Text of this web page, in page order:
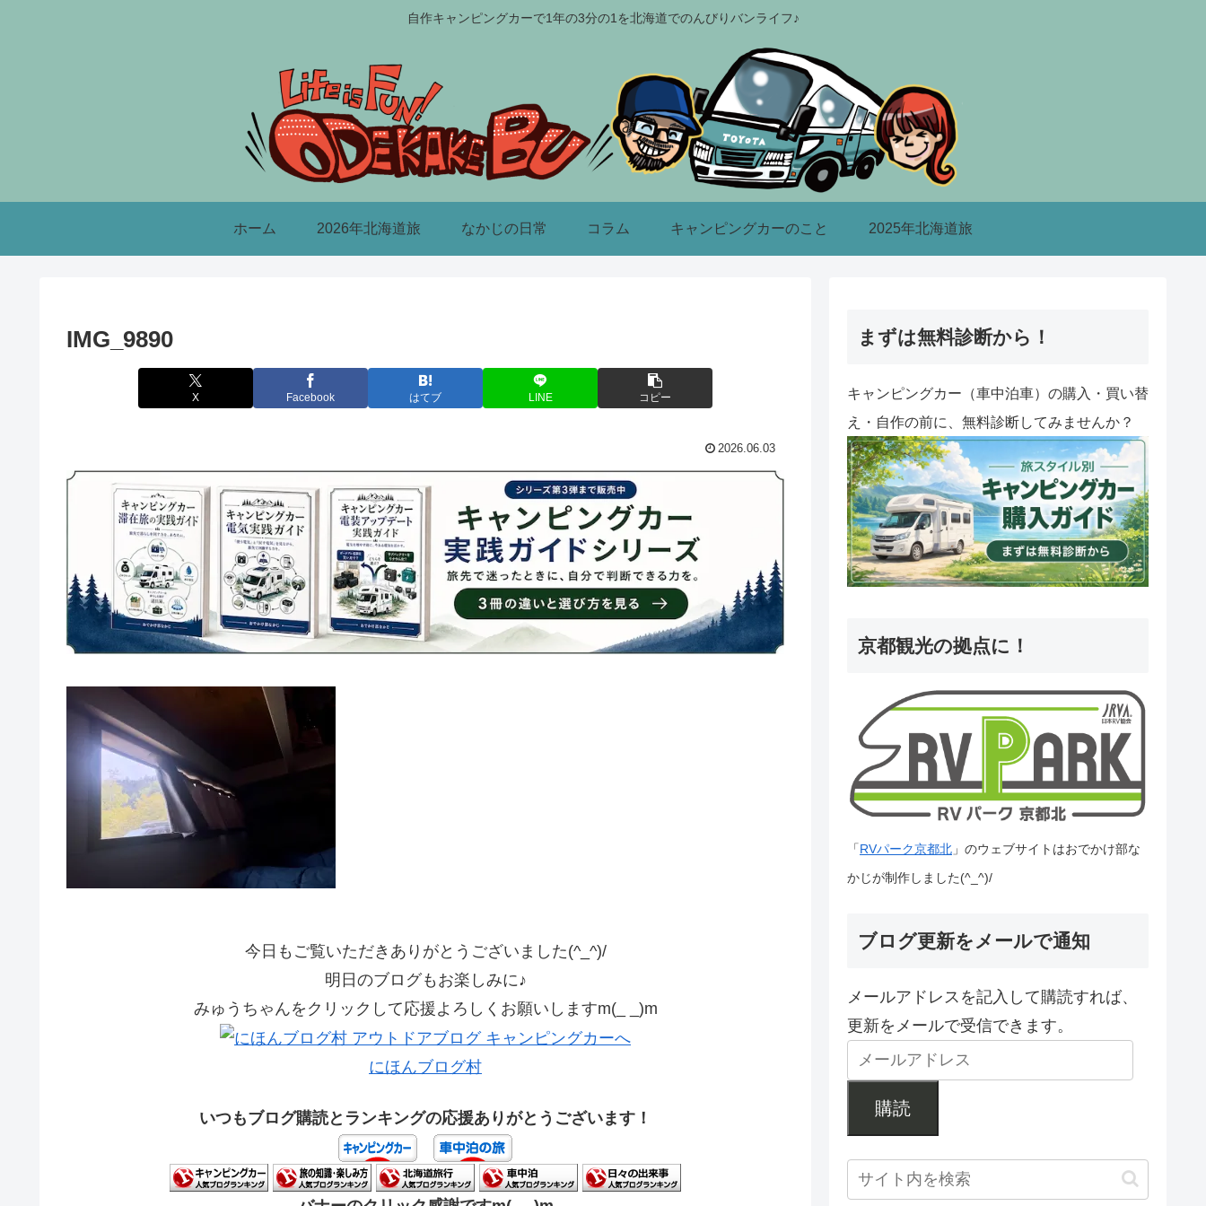
自作キャンピングカーで1年の3分の1を北海道でのんびりバンライフ♪
ホーム 2026年北海道旅 なかじの日常 コラム キャンピングカーのこと 2025年北海道旅
IMG_9890
X Facebook はてブ LINE コピー
2026.06.03
今日もご覧いただきありがとうございました(^_^)/
明日のブログもお楽しみに♪
みゅうちゃんをクリックして応援よろしくお願いしますm(_ _)m
にほんブログ村
いつもブログ購読とランキングの応援ありがとうございます！
まずは無料診断から！
キャンピングカー（車中泊車）の購入・買い替
え・自作の前に、無料診断してみませんか？
京都観光の拠点に！
「RVパーク京都北 」のウェブサイトはおでかけ部な
かじが制作しました(^_^)/
ブログ更新をメールで通知
メールアドレスを記入して購読すれば、
更新をメールで受信できます。
購読